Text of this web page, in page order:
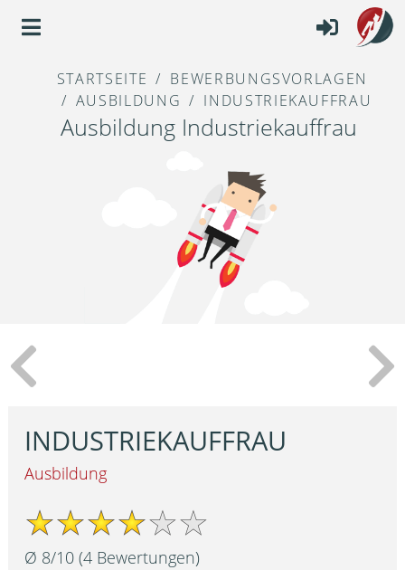
STARTSEITE
BEWERBUNGSVORLAGEN
AUSBILDUNG
INDUSTRIEKAUFFRAU
Ausbildung Industriekauffrau
INDUSTRIEKAUFFRAU
Ausbildung
Ø 8/10 (4 Bewertungen)